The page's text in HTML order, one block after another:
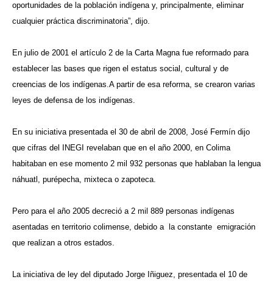
oportunidades de la población indígena y, principalmente, eliminar
cualquier práctica discriminatoria”, dijo.
En julio de 2001 el artículo 2 de la Carta Magna fue reformado para
establecer las bases que rigen el estatus social, cultural y de
creencias de los indígenas.A partir de esa reforma, se crearon varias
leyes de defensa de los indígenas.
En su iniciativa presentada el 30 de abril de 2008, José Fermín dijo
que cifras del INEGI revelaban que en el año 2000, en Colima
habitaban en ese momento 2 mil 932 personas que hablaban la lengua
náhuatl, purépecha, mixteca o zapoteca.
Pero para el año 2005 decreció a 2 mil 889 personas indígenas
asentadas en territorio colimense, debido a la constante emigración
que realizan a otros estados.
La iniciativa de ley del diputado Jorge Iñiguez, presentada el 10 de